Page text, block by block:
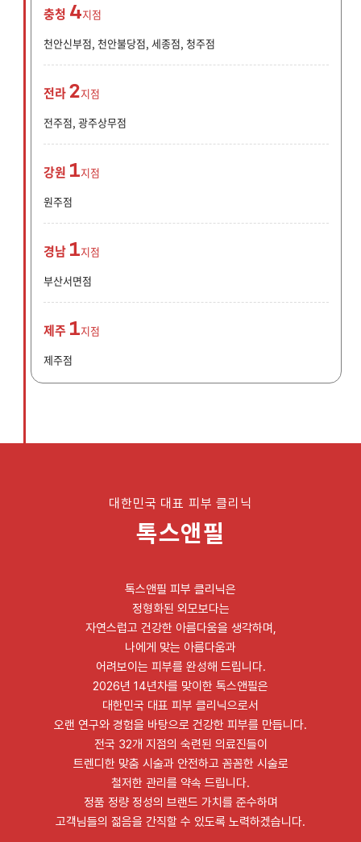
충청 4지점
천안신부점, 천안불당점, 세종점, 청주점
전라 2지점
전주점, 광주상무점
강원 1지점
원주점
경남 1지점
부산서면점
제주 1지점
제주점
대한민국 대표 피부 클리닉
톡스앤필
톡스앤필 피부 클리닉은
정형화된 외모보다는
자연스럽고 건강한 아름다움을 생각하며,
나에게 맞는 아름다움과
어려보이는 피부를 완성해 드립니다.
2026년 14년차를 맞이한 톡스앤필은
대한민국 대표 피부 클리닉으로서
오랜 연구와 경험을 바탕으로 건강한 피부를 만듭니다.
전국 32개 지점의 숙련된 의료진들이
트렌디한 맞춤 시술과 안전하고 꼼꼼한 시술로
철저한 관리를 약속 드립니다.
정품 정량 정성의 브랜드 가치를 준수하며
고객님들의 젊음을 간직할 수 있도록 노력하겠습니다.